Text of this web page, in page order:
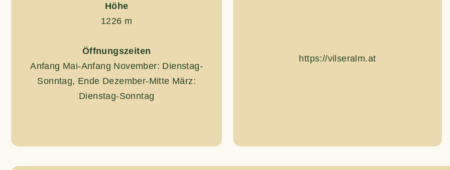
Höhe
1226 m
Öffnungszeiten
Anfang Mai-Anfang November: Dienstag-
Sonntag, Ende Dezember-Mitte März:
Dienstag-Sonntag
https://vilseralm.at